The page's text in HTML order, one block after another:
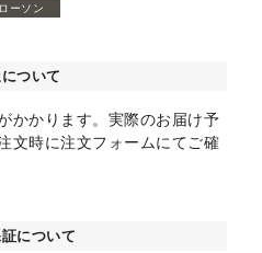
ローソン
ついて
かかります。実際のお届け予
文時に注文フォームにてご確
について